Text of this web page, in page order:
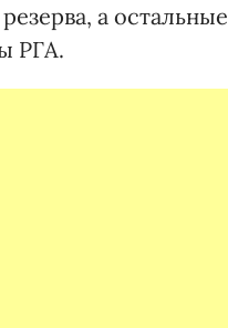
а остальные
РГА.